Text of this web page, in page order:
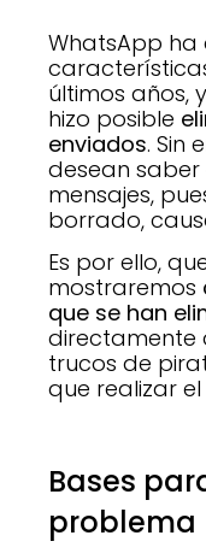
WhatsApp
últimos años,
hizo posible
enviados. Sin
desean
mensajes,
borrado,
Es por ello,
mostraremos
que se han
directamente
trucos de
que realizar el
Bases
problema